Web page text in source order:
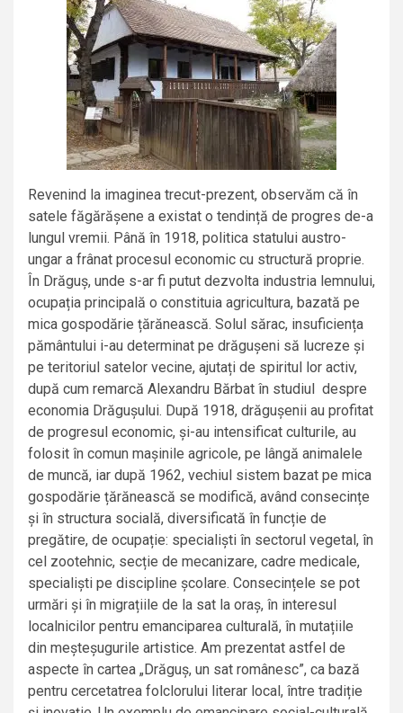
Revenind la imaginea trecut-prezent, observăm că în
satele făgărășene a existat o tendință de progres de-a
lungul vremii. Până în 1918, politica statului austro-
ungar a frânat procesul economic cu structură proprie.
În Drăguș, unde s-ar fi putut dezvolta industria lemnului,
ocupația principală o constituia agricultura, bazată pe
mica gospodărie țărănească. Solul sărac, insuficiența
pământului i-au determinat pe drăgușeni să lucreze și
pe teritoriul satelor vecine, ajutați de spiritul lor activ,
după cum remarcă Alexandru Bărbat în studiul despre
economia Drăgușului. După 1918, drăgușenii au profitat
de progresul economic, și-au intensificat culturile, au
folosit în comun mașinile agricole, pe lângă animalele
de muncă, iar după 1962, vechiul sistem bazat pe mica
gospodărie țărănească se modifică, având consecințe
și în structura socială, diversificată în funcție de
pregătire, de ocupație: specialiști în sectorul vegetal, în
cel zootehnic, secție de mecanizare, cadre medicale,
specialiști pe discipline școlare. Consecințele se pot
urmări și în migrațiile de la sat la oraș, în interesul
localnicilor pentru emanciparea culturală, în mutațiile
din meșteșugurile artistice. Am prezentat astfel de
aspecte în cartea „Drăguș, un sat românesc”, ca bază
pentru cercetatrea folclorului literar local, între tradiție